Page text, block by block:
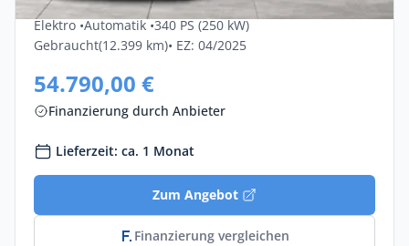
Elektro •Automatik •340 PS (250 kW)
Gebraucht(12.399 km)• EZ: 04/2025
54.790,00 €
Finanzierung durch Anbieter
Lieferzeit: ca. 1 Monat
Zum Angebot
Finanzierung vergleichen